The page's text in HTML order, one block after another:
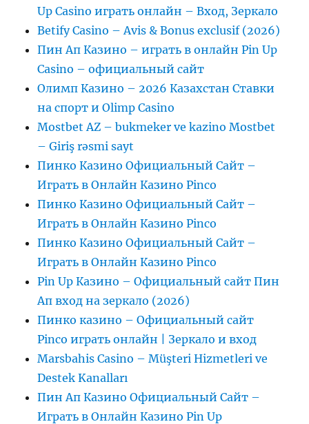
Up Casino играть онлайн – Вход, Зеркало
Betify Casino – Avis & Bonus exclusif (2026)
Пин Ап Казино – играть в онлайн Pin Up
Casino – официальный сайт
Олимп Казино – 2026 Казахстан Ставки
на спорт и Olimp Casino
Mostbet AZ – bukmeker ve kazino Mostbet
– Giriş rəsmi sayt
Пинко Казино Официальный Сайт –
Играть в Онлайн Казино Pinco
Пинко Казино Официальный Сайт –
Играть в Онлайн Казино Pinco
Пинко Казино Официальный Сайт –
Играть в Онлайн Казино Pinco
Pin Up Казино – Официальный сайт Пин
Ап вход на зеркало (2026)
Пинко казино – Официальный сайт
Pinco играть онлайн | Зеркало и вход
Marsbahis Casino – Müşteri Hizmetleri ve
Destek Kanalları
Пин Ап Казино Официальный Сайт –
Играть в Онлайн Казино Pin Up